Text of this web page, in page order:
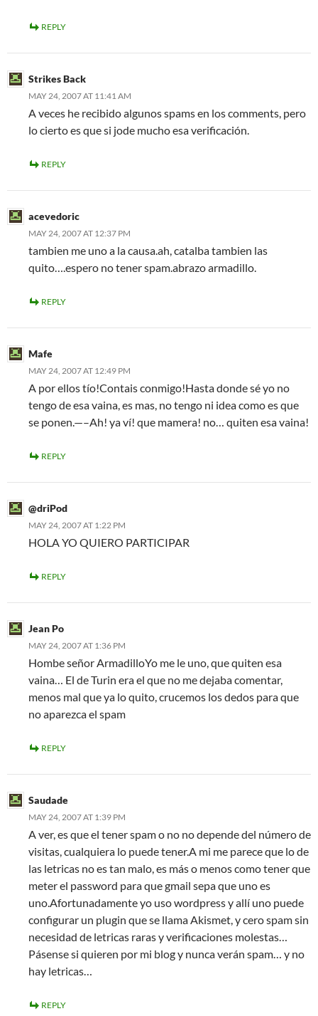
REPLY
Strikes Back
MAY 24, 2007 AT 11:41 AM
A veces he recibido algunos spams en los comments, pero
lo cierto es que si jode mucho esa verificación.
REPLY
acevedoric
MAY 24, 2007 AT 12:37 PM
tambien me uno a la causa.ah, catalba tambien las
quito….espero no tener spam.abrazo armadillo.
REPLY
Mafe
MAY 24, 2007 AT 12:49 PM
A por ellos tío!Contais conmigo!Hasta donde sé yo no
tengo de esa vaina, es mas, no tengo ni idea como es que
se ponen.—–Ah! ya ví! que mamera! no… quiten esa vaina!
REPLY
@driPod
MAY 24, 2007 AT 1:22 PM
HOLA YO QUIERO PARTICIPAR
REPLY
Jean Po
MAY 24, 2007 AT 1:36 PM
Hombe señor ArmadilloYo me le uno, que quiten esa
vaina… El de Turin era el que no me dejaba comentar,
menos mal que ya lo quito, crucemos los dedos para que
no aparezca el spam
REPLY
Saudade
MAY 24, 2007 AT 1:39 PM
A ver, es que el tener spam o no no depende del número de
visitas, cualquiera lo puede tener.A mi me parece que lo de
las letricas no es tan malo, es más o menos como tener que
meter el password para que gmail sepa que uno es
uno.Afortunadamente yo uso wordpress y allí uno puede
configurar un plugin que se llama Akismet, y cero spam sin
necesidad de letricas raras y verificaciones molestas…
Pásense si quieren por mi blog y nunca verán spam… y no
hay letricas…
REPLY